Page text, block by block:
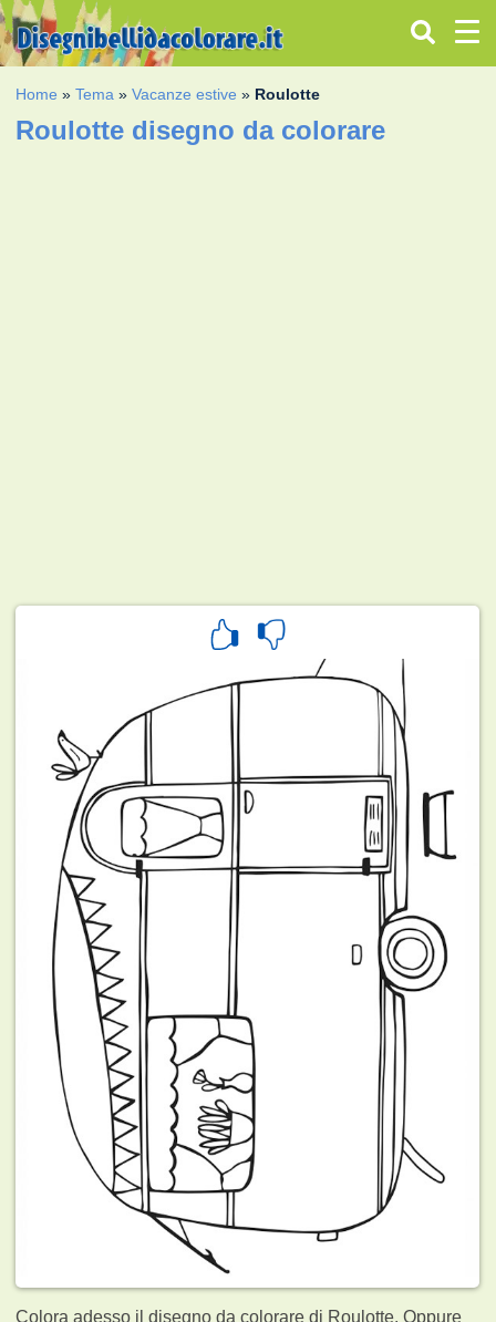
Home »Tema »Vacanze estive » Roulotte
Roulotte disegno da colorare
Colora adesso il disegno da colorare di Roulotte. Oppure